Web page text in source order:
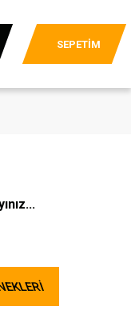
SEPETİM